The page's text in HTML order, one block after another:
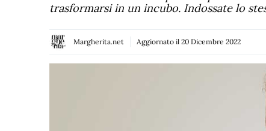
trasformarsi in un incubo. Indossate lo
Margherita.net Aggiornato il 20 Dicembre 2022